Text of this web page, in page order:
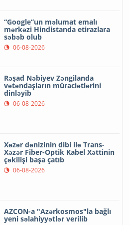
“Google”un məlumat emalı
mərkəzi Hindistanda etirazlara
səbəb olub
06-08-2026
Rəşad Nəbiyev Zəngilanda
vətəndaşların müraciətlərini
dinləyib
06-08-2026
Xəzər dənizinin dibi ilə Trans-
Xəzər Fiber-Optik Kabel Xəttinin
çəkilişi başa çatıb
06-08-2026
AZCON-a "Azərkosmos"la bağlı
yeni səlahiyyətlər verilib